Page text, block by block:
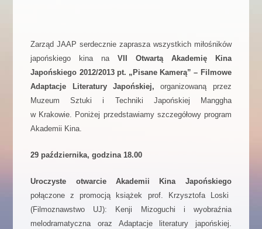
i
ę
Zarząd JAAP serdecznie zaprasza wszystkich miłośników
japońskiego kina na VII Otwartą Akademię Kina
Japońskiego 2012/2013 pt. „Pisane Kamerą” – Filmowe
Adaptacje Literatury Japońskiej,organizowaną przez
Muzeum Sztuki i Techniki Japońskiej Manggha
w Krakowie. Poniżej przedstawiamy szczegółowy program
Akademii Kina.
29 października, godzina 18.00
Uroczyste otwarcie Akademii Kina Japońskiego
połączone z promocją książek prof. Krzysztofa Loski
(Filmoznawstwo UJ): Kenji Mizoguchi i wyobraźnia
melodramatyczna oraz Adaptacje literatury japońskiej.